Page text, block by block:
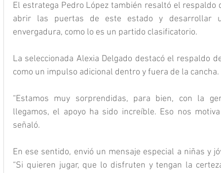
El estratega Pedro López también resaltó el respaldo
abrir las puertas de este estado y desarrollar
envergadura, como lo es un partido clasificatorio.
La seleccionada Alexia Delgado destacó el respaldo
como un impulso adicional dentro y fuera de la cancha.
“Estamos muy sorprendidas, para bien, con la
llegamos, el apoyo ha sido increíble. Eso nos
señaló.
En ese sentido, envió un mensaje especial a niñas y
“Si quieren jugar, que lo disfruten y tengan la